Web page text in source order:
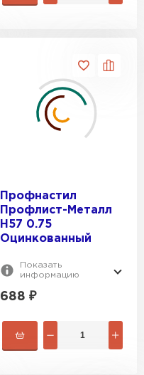
Профнастил
Профлист-Металл
H57 0.75
Оцинкованный
Показать
информацию
688 ₽